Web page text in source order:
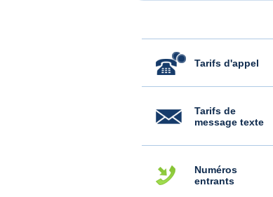
Tarifs d'appel
Tarifs de
message texte
Numéros
entrants